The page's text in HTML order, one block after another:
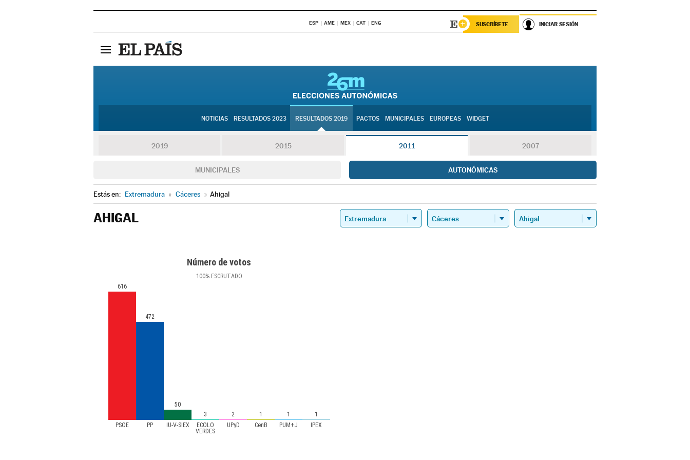
ESP AME MEX CAT ENG SUSCRÍBETE INICIAR SESIÓN
NOTICIAS RESULTADOS 2023 RESULTADOS 2019 PACTOS MUNICIPALES EUROPEAS WIDGET
2019 2015 2011 2007
MUNICIPALES AUTONÓMICAS
Estás en: Extremadura » Cáceres » Ahigal
AHIGAL
Número de votos
100%ESCRUTADO
PSOE PP IU-V-SIEX
ECOLO
VERDES
UPyD CenB PUM+J IPEX
616
472
50
3
2 1 1 1